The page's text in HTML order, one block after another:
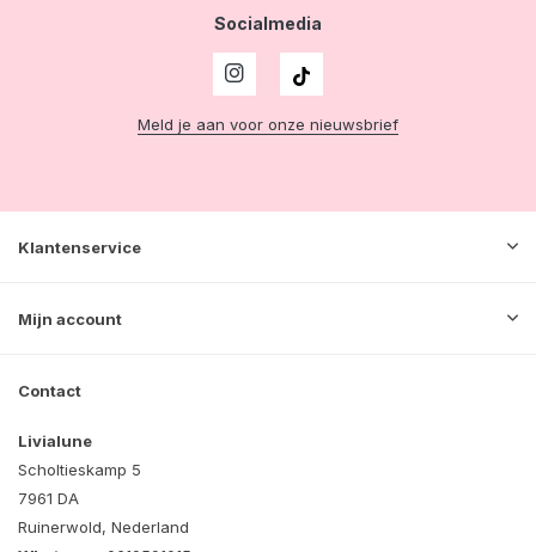
Socialmedia
Meld je aan voor onze nieuwsbrief
Klantenservice
Mijn account
Contact
Livialune
Scholtieskamp 5
7961 DA
Ruinerwold, Nederland